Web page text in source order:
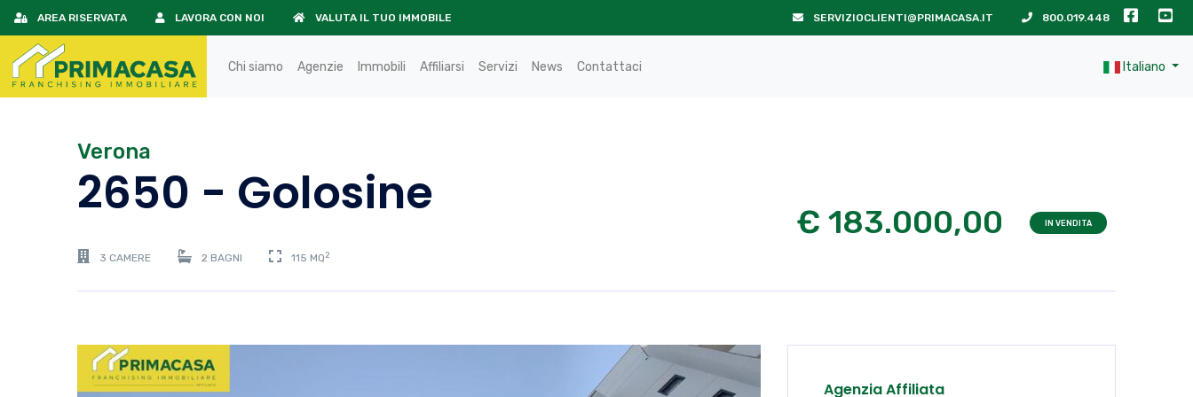
AREA RISERVATA LAVORA CON NOI VALUTA IL TUO IMMOBILE SERVIZIOCLIENTI@PRIMACASA.IT 800.019.448
Chi siamo Agenzie Immobili Affiliarsi Servizi News Contattaci Italiano
Verona
2650 - Golosine
3 CAMERE 2 BAGNI 115 MQ 2
€ 183.000,00 IN VENDITA
Agenzia Affiliata